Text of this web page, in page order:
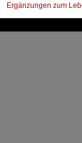
Ergänzungen zum